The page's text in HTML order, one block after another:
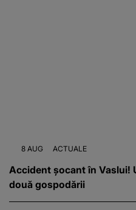
8 AUG ACTUALE
Accident șocant în Vaslui!
două gospodării